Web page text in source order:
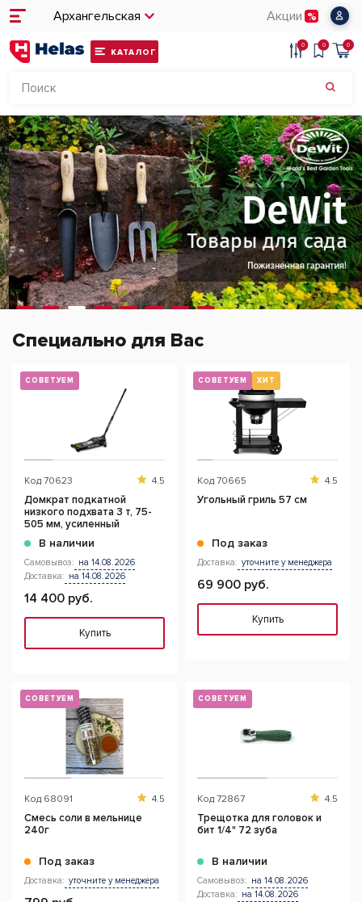
Архангельская Акции
КАТАЛОГ
0 0 0
Специально для Вас
СОВЕТУЕМ
Код 70623 4.5
Домкрат подкатной
низкого подхвата 3 т, 75-
505 мм, усиленный
В наличии
Самовывоз: на 14.08.2026
Доставка: на 14.08.2026
14 400 руб.
Купить
СОВЕТУЕМ ХИТ
Код 70665 4.5
Угольный гриль 57 см
Под заказ
Доставка: уточните у менеджера
69 900 руб.
Купить
СОВЕТУЕМ
Код 68091 4.5
Смесь соли в мельнице
240г
Под заказ
Доставка: уточните у менеджера
СОВЕТУЕМ
Код 72867 4.5
Трещотка для головок и
бит 1/4" 72 зуба
В наличии
Самовывоз: на 14.08.2026
Доставка: на 14.08.2026